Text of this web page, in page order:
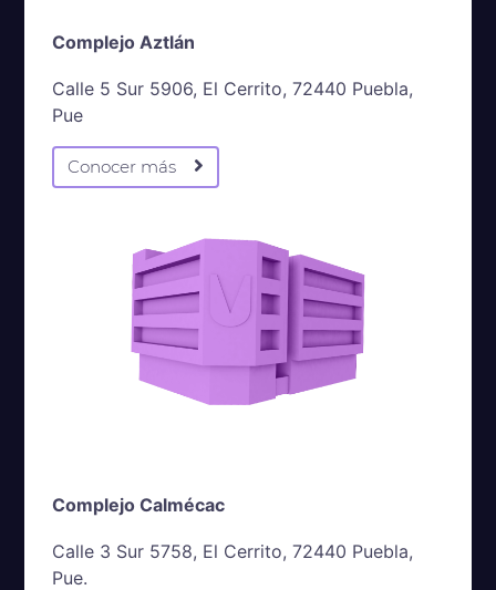
Complejo Aztlán
Calle 5 Sur 5906, El Cerrito, 72440 Puebla,
Pue
Conocer más
Complejo Calmécac
Calle 3 Sur 5758, El Cerrito, 72440 Puebla,
Pue.